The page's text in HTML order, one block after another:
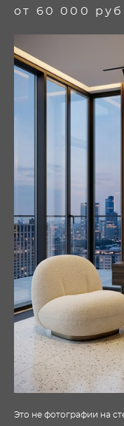
от 60 000 руб
Это не фотографии на